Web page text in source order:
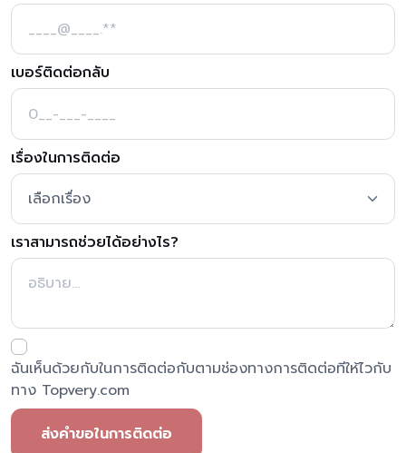
เบอร์ติดต่อกลับ
เรื่องในการติดต่อ
เราสามารถช่วยได้อย่างไร?
ฉันเห็นด้วยกับในการติดต่อกับตามช่องทางการติดต่อทีให้ไวกับ
ทาง Topvery.com
ส่งคำขอในการติดต่อ